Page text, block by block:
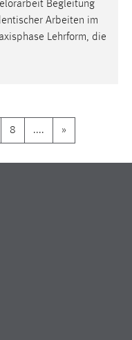
Begleitung
Arbeiten im
Lehrform, die
8 .... »